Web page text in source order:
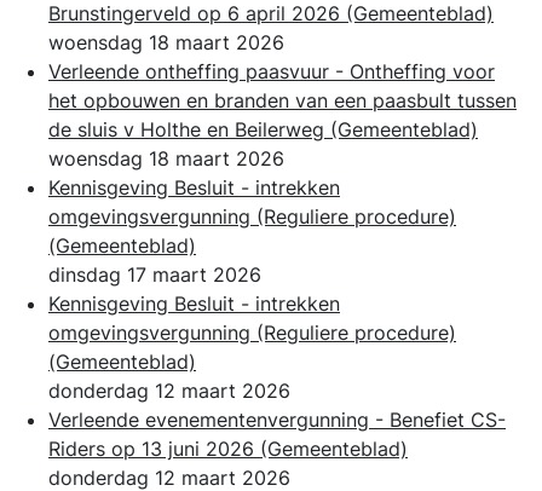
Brunstingerveld op 6 april 2026 (Gemeenteblad)
woensdag 18 maart 2026
Verleende ontheffing paasvuur - Ontheffing voor
het opbouwen en branden van een paasbult tussen
de sluis v Holthe en Beilerweg (Gemeenteblad)
woensdag 18 maart 2026
Kennisgeving Besluit - intrekken
omgevingsvergunning (Reguliere procedure)
(Gemeenteblad)
dinsdag 17 maart 2026
Kennisgeving Besluit - intrekken
omgevingsvergunning (Reguliere procedure)
(Gemeenteblad)
donderdag 12 maart 2026
Verleende evenementenvergunning - Benefiet CS-
Riders op 13 juni 2026 (Gemeenteblad)
donderdag 12 maart 2026